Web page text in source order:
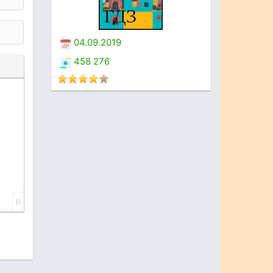
0
04.09.2019
458 276